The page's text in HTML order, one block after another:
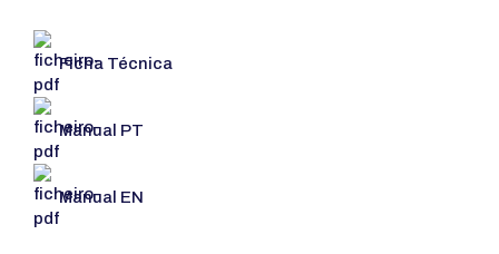
Ficha Técnica
Manual PT
Manual EN